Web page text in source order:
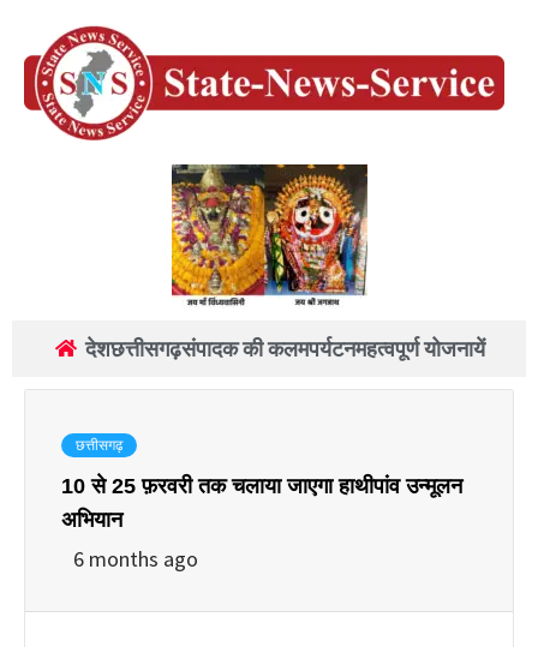
देशछत्तीसगढ़संपादक की कलमपर्यटनमहत्वपूर्ण योजनायें
छत्तीसगढ़
10 से 25 फ़रवरी तक चलाया जाएगा हाथीपांव उन्मूलन
अभियान
6 months ago